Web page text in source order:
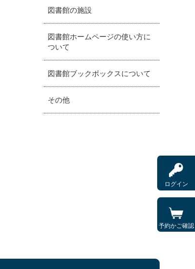
ログイン
予約かご確認
図書館の施設
図書館ホームページの使い方に
ついて
図書館ブックボックスについて
その他